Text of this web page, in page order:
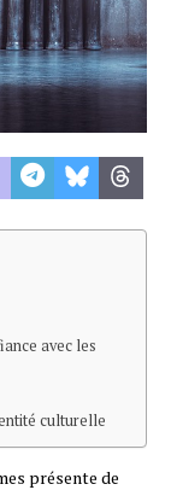
avec les
culturelle
présente de